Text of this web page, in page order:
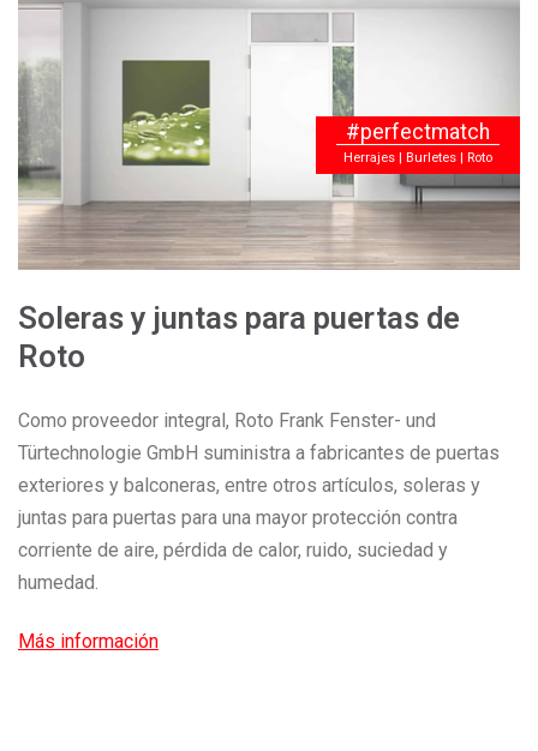
#perfectmatch
Herrajes | Burletes | Roto
Soleras y juntas para puertas de
Roto
Como proveedor integral, Roto Frank Fenster- und
Türtechnologie GmbH suministra a fabricantes de puertas
exteriores y balconeras, entre otros artículos, soleras y
juntas para puertas para una mayor protección contra
corriente de aire, pérdida de calor, ruido, suciedad y
humedad.
Más información